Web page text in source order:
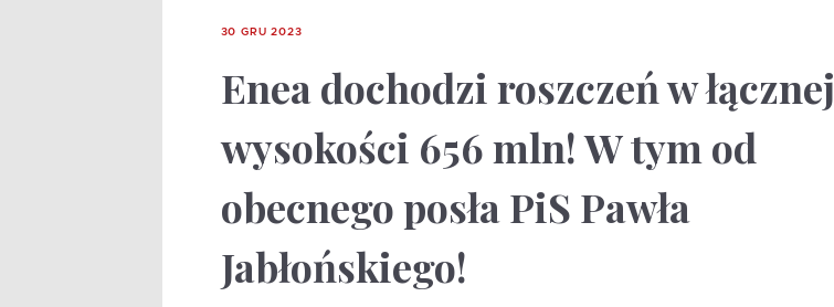
30 GRU 2023
Enea dochodzi roszczeń w łącznej
wysokości 656 mln! W tym od
obecnego posła PiS Pawła
Jabłońskiego!